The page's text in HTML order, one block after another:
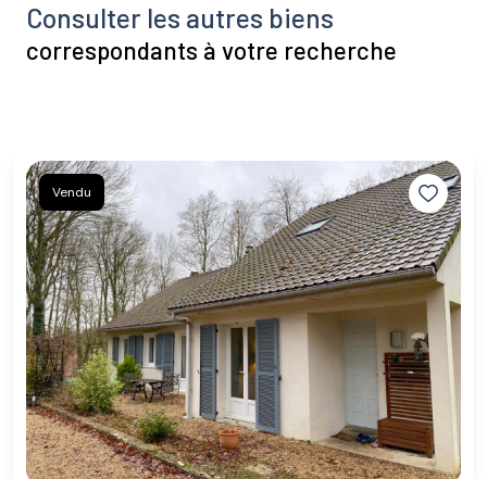
Consulter les autres biens
correspondants à votre recherche
Vendu